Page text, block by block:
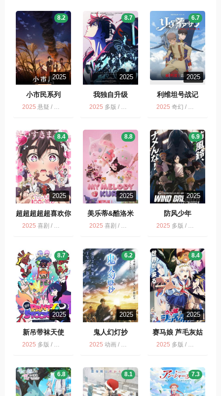
2025
小市民系列
8.2
2025 悬疑 / 多版 / 剧情 / 动画 / 小市民系列 第2季
2025
我独自升级
8.7
2025 多版 / 冒险 / 剧情 / 我独自升级 第2季 / 动作 / 动画 / 奇幻
2025
利维坦号战记
6.7
2025 奇幻 / 剧情 / 科幻 / 动画 / 战争 / 动作 / NETFLIX / 历史
2025
超超超超超喜欢你
的100个女朋友
8.4
2025 喜剧 / 动画 / 爱情 / 剧情
2025
美乐蒂&酷洛米
My Melody &
8.8
2025 喜剧 / 动画 / NETFLIX
2025
防风少年
6.9
2025 多版 / 剧情 / 动画 / 动作
2025
新吊带袜天使
8.7
2025 多版 / 剧情 / 新吊带袜天使 / 动画
2025
鬼人幻灯抄
6.2
2025 动画 / 多版 / 剧情 / 奇幻 / 鬼人幻灯抄
2025
赛马娘 芦毛灰姑
娘 Part 2 ウマ娘
8.4
2025 多版 / 运动 / 动画 / 剧情
6.8 8.1 7.3